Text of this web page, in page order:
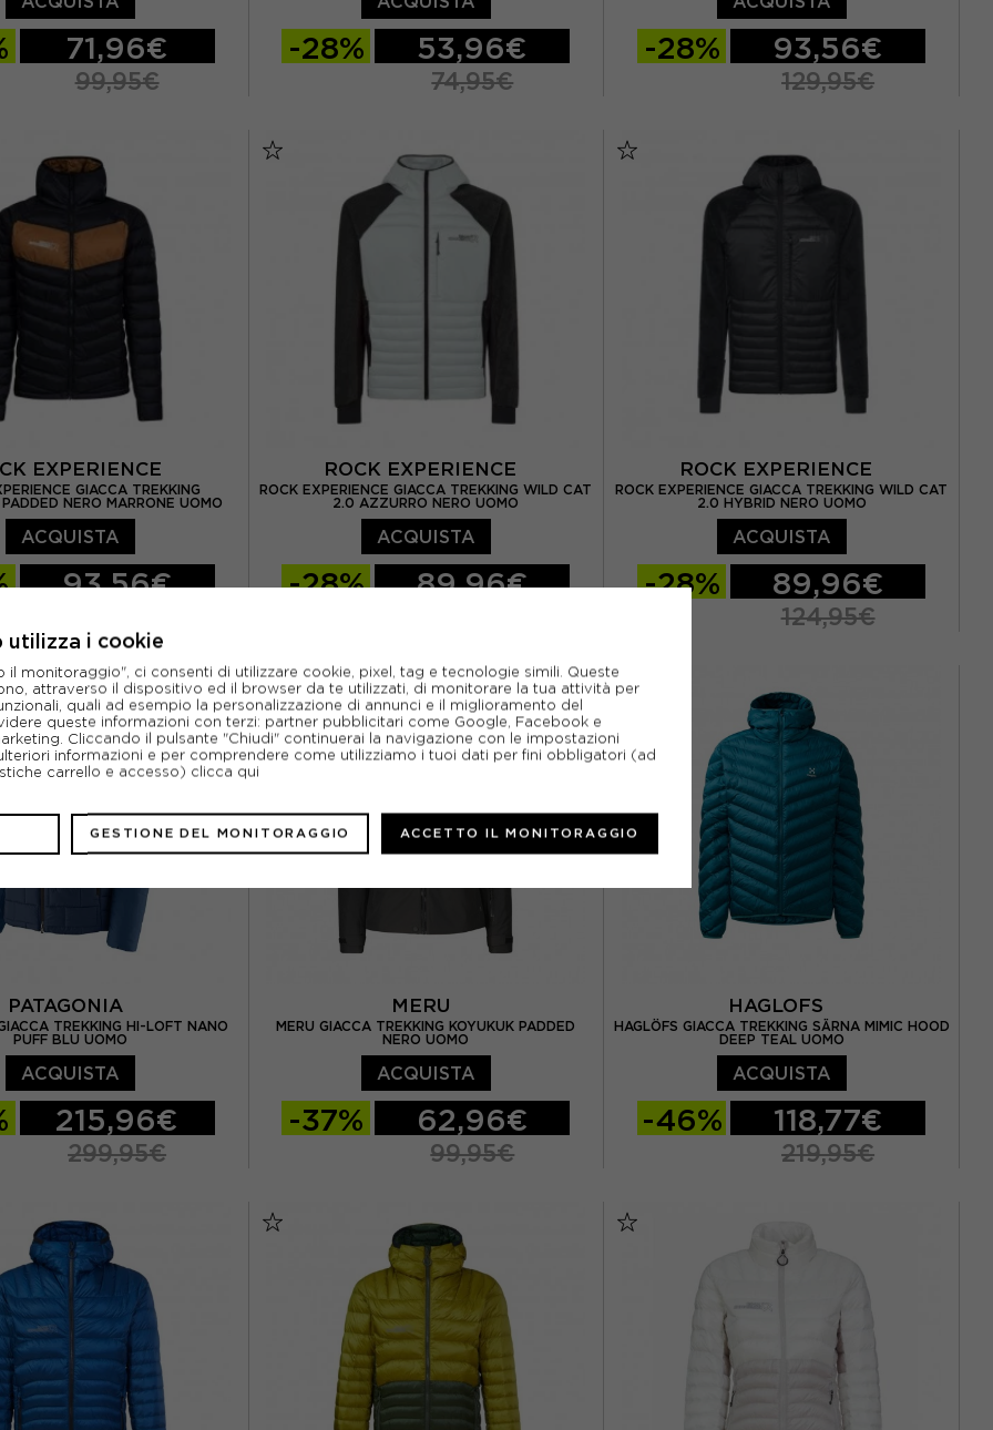
71,96€
99,95€
-28% 53,96€
74,95€
-28% 93,56€
129,95€
EXPERIENCE
GIACCA TREKKING
NERO MARRONE UOMO
L XL XXL
ACQUISTA
93,56€
ROCK EXPERIENCE
ROCK EXPERIENCE GIACCA TREKKING WILD CAT
2.0 AZZURRO NERO UOMO
ACQUISTA
-28% 89,96€
ROCK EXPERIENCE
ROCK EXPERIENCE GIACCA TREKKING WILD CAT
2.0 HYBRID NERO UOMO
ACQUISTA
-28% 89,96€
124,95€
PATAGONIA
TREKKING HI-LOFT NANO
PUFF BLU UOMO
ACQUISTA
215,96€
299,95€
MERU
MERU GIACCA TREKKING KOYUKUK PADDED
NERO UOMO
ACQUISTA
-37% 62,96€
99,95€
HAGLOFS
HAGLÖFS GIACCA TREKKING SÄRNA MIMIC HOOD
DEEP TEAL UOMO
ACQUISTA
-46% 118,77€
219,95€
utilizza i cookie
il monitoraggio", ci consenti di utilizzare cookie, pixel, tag e tecnologie simili. Queste
attraverso il dispositivo ed il browser da te utilizzati, di monitorare la tua attività per
quali ad esempio la personalizzazione di annunci e il miglioramento del
queste informazioni con terzi: partner pubblicitari come Google, Facebook e
Cliccando il pulsante "Chiudi" continuerai la navigazione con le impostazioni
informazioni e per comprendere come utilizziamo i tuoi dati per fini obbligatori (ad
carrello e accesso) clicca qui
GESTIONE DEL MONITORAGGIO ACCETTO IL MONITORAGGIO